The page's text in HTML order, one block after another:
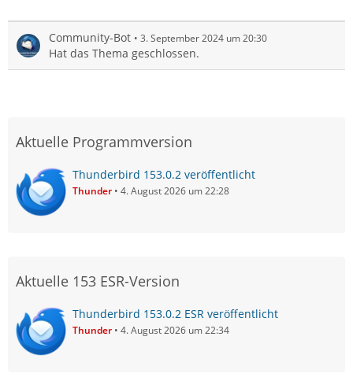
Community-Bot 3. September 2024 um 20:30
Hat das Thema geschlossen.
Aktuelle Programmversion
Thunderbird 153.0.2 veröffentlicht
Thunder 4. August 2026 um 22:28
Aktuelle 153 ESR-Version
Thunderbird 153.0.2 ESR veröffentlicht
Thunder 4. August 2026 um 22:34